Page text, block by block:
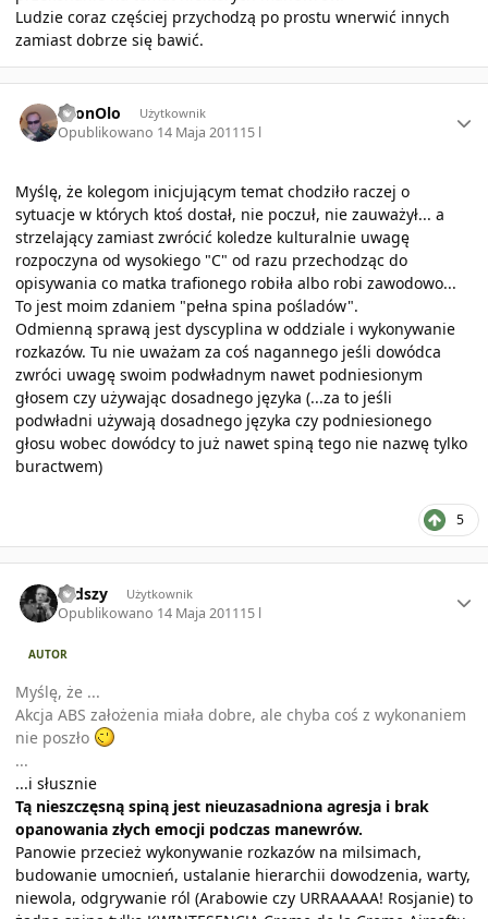
Ludzie coraz częściej przychodzą po prostu wnerwić innych
zamiast dobrze się bawić.
LeonOlo Użytkownik
Opublikowano 14 Maja 201115 l
Myślę, że kolegom inicjującym temat chodziło raczej o
sytuacje w których ktoś dostał, nie poczuł, nie zauważył... a
strzelający zamiast zwrócić koledze kulturalnie uwagę
rozpoczyna od wysokiego "C" od razu przechodząc do
opisywania co matka trafionego robiła albo robi zawodowo...
To jest moim zdaniem "pełna spina pośladów".
Odmienną sprawą jest dyscyplina w oddziale i wykonywanie
rozkazów. Tu nie uważam za coś nagannego jeśli dowódca
zwróci uwagę swoim podwładnym nawet podniesionym
głosem czy używając dosadnego języka (...za to jeśli
podwładni używają dosadnego języka czy podniesionego
głosu wobec dowódcy to już nawet spiną tego nie nazwę tylko
buractwem)
5
rudszy Użytkownik
Opublikowano 14 Maja 201115 l
AUTOR
Myślę, że ...
Akcja ABS założenia miała dobre, ale chyba coś z wykonaniem
nie poszło
...
...i słusznie
Tą nieszczęsną spiną jest nieuzasadniona agresja i brak
opanowania złych emocji podczas manewrów.
Panowie przecież wykonywanie rozkazów na milsimach,
budowanie umocnień, ustalanie hierarchii dowodzenia, warty,
niewola, odgrywanie ról (Arabowie czy URRAAAAA! Rosjanie) to